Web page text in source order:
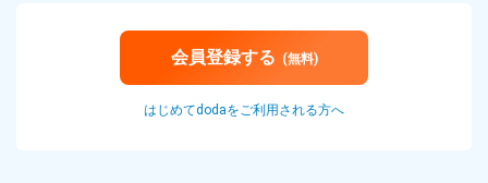
会員登録する (無料)
はじめてdodaをご利用される方へ